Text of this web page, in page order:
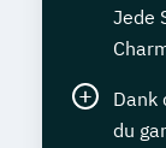
Jede
Dank
du